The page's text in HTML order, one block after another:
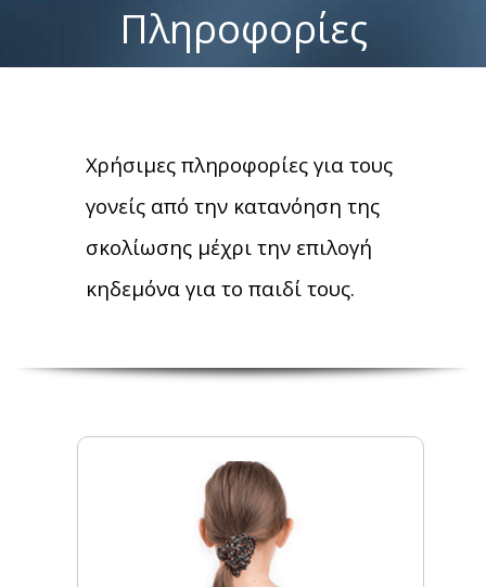
Πληροφορίες
Χρήσιμες πληροφορίες για τους
γονείς από την κατανόηση της
σκολίωσης μέχρι την επιλογή
κηδεμόνα για το παιδί τους.